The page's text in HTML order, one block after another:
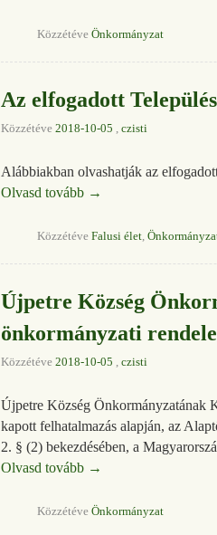
Közzétéve Önkormányzat
Az elfogadott
Közzétéve 2018-10-05 , czisti
Alábbiakban olvashatják az
Olvasd tovább →
Közzétéve Falusi élet,
Újpetre Község
önkormányzati
Közzétéve 2018-10-05 , czisti
Újpetre Község Önkormányzatának
kapott felhatalmazás alapján, az
2. § (2) bekezdésében, a
Olvasd tovább →
Közzétéve Önkormányzat